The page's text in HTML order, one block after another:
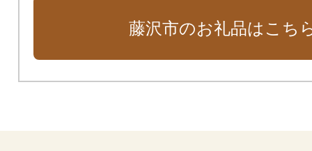
藤沢市のお礼品はこち